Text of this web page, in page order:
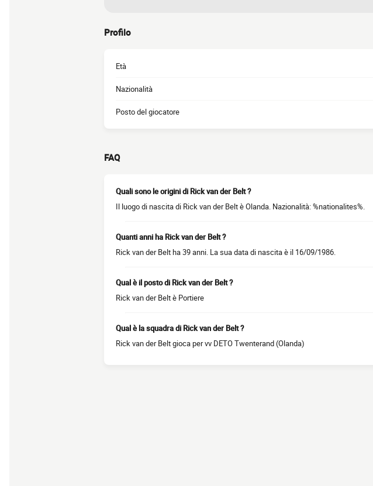
Profilo
Età
Nazionalità
Posto del giocatore
FAQ
Quali sono le origini di Rick van der Belt ?
Il luogo di nascita di Rick van der Belt è Olanda. Nazionalità: %nationalites%.
Quanti anni ha Rick van der Belt ?
Rick van der Belt ha 39 anni. La sua data di nascita è il 16/09/1986.
Qual è il posto di Rick van der Belt ?
Rick van der Belt è Portiere
Qual è la squadra di Rick van der Belt ?
Rick van der Belt gioca per vv DETO Twenterand (Olanda)